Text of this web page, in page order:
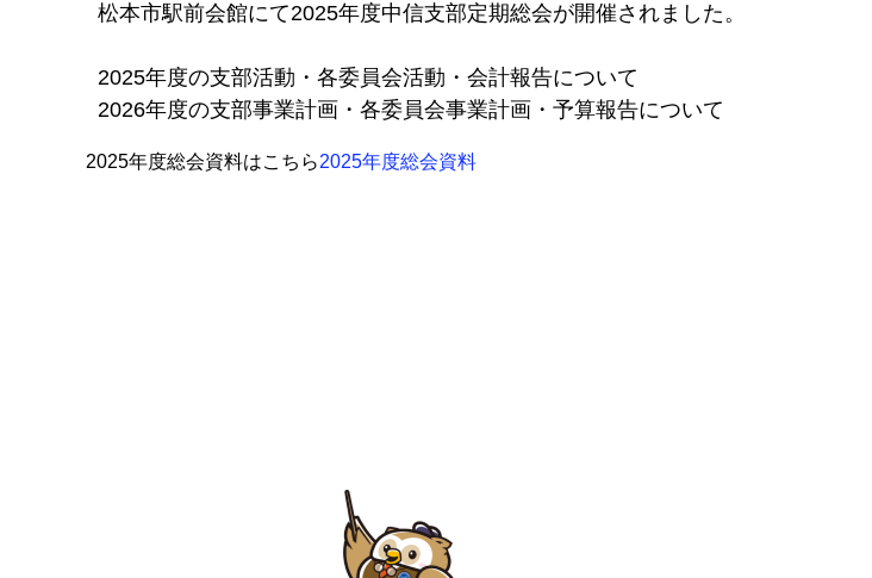
松本市駅前会館にて2025年度中信支部定期総会が開催されました。
2025年度の支部活動・各委員会活動・会計報告について
2026年度の支部事業計画・各委員会事業計画・予算報告について
2025年度総会資料はこちら2025年度総会資料